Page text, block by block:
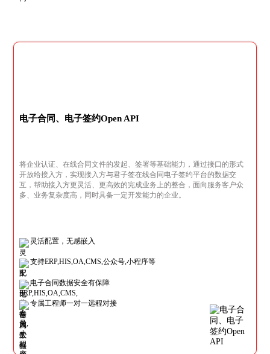
电子合同、电子签约Open API
将企业认证、在线合同文件的发起、签署等基础能力，通过接口的形式
开放给接入方，实现接入方与君子签在线合同电子签约平台的数据交
互，帮助接入方更灵活、更高效的完成业务上的整合，面向服务客户众
多、业务复杂度高，同时具备一定开发能力的企业。
灵活配置，无感嵌入
支持ERP,HIS,OA,CMS,公众号,小程序等
电子合同数据安全有保障
专属工程师一对一远程对接